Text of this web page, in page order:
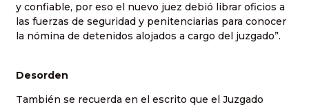
y confiable, por eso el nuevo juez debió librar oficios a
las fuerzas de seguridad y penitenciarias para conocer
la nómina de detenidos alojados a cargo del juzgado”.
Desorden
También se recuerda en el escrito que el Juzgado